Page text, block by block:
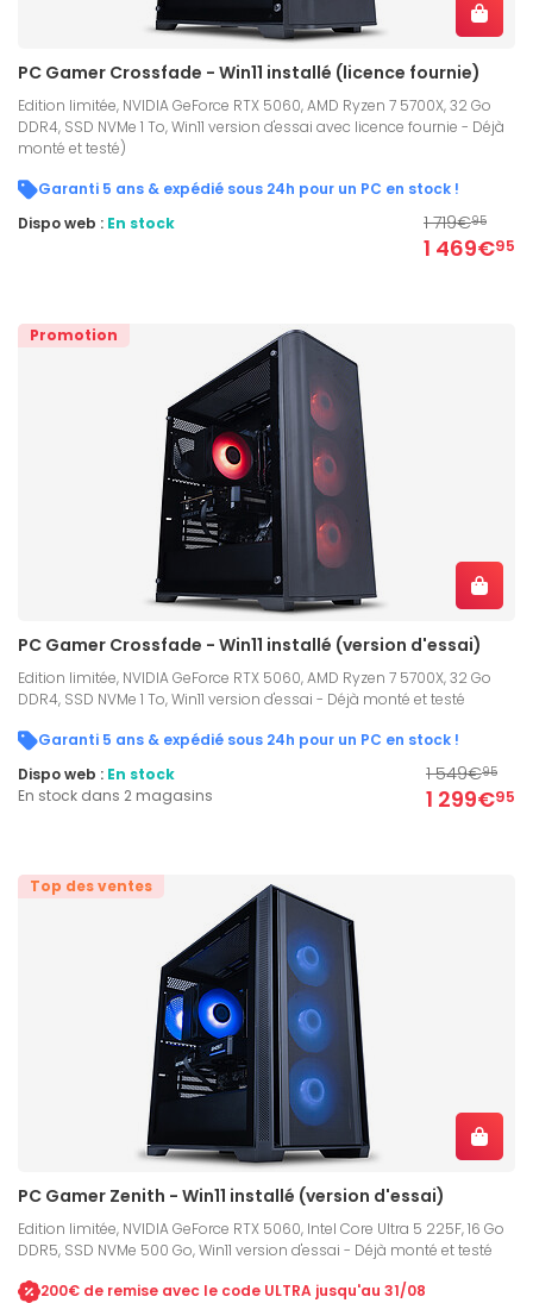
PC Gamer Crossfade - Win11 installé (licence fournie)
Edition limitée, NVIDIA GeForce RTX 5060, AMD Ryzen 7 5700X, 32 Go
DDR4, SSD NVMe 1 To, Win11 version d'essai avec licence fournie - Déjà
monté et testé)
Garanti 5 ans & expédié sous 24h pour un PC en stock !
1 719€95
1 469€95
Dispo web : En stock
Promotion
PC Gamer Crossfade - Win11 installé (version d'essai)
Edition limitée, NVIDIA GeForce RTX 5060, AMD Ryzen 7 5700X, 32 Go
DDR4, SSD NVMe 1 To, Win11 version d'essai - Déjà monté et testé
Garanti 5 ans & expédié sous 24h pour un PC en stock !
1 549€95
1 299€95
Dispo web : En stock
En stock dans 2 magasins
Top des ventes
PC Gamer Zenith - Win11 installé (version d'essai)
Edition limitée, NVIDIA GeForce RTX 5060, Intel Core Ultra 5 225F, 16 Go
DDR5, SSD NVMe 500 Go, Win11 version d'essai - Déjà monté et testé
200€ de remise avec le code ULTRA jusqu'au 31/08